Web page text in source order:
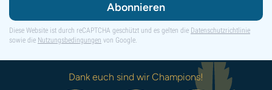
Abonnieren
Diese Website ist durch reCAPTCHA geschützt und es gelten die Datenschutzrichtlinie
sowie die Nutzungsbedingungen von Google.
Dank euch sind wir Champions!